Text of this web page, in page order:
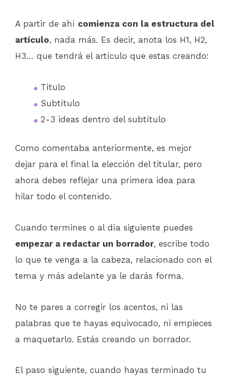
A partir de ahí comienza con la estructura del
artículo, nada más. Es decir, anota los H1, H2,
H3… que tendrá el artículo que estas creando:
Título
Subtítulo
2-3 ideas dentro del subtítulo
Como comentaba anteriormente, es mejor
dejar para el final la elección del titular, pero
ahora debes reflejar una primera idea para
hilar todo el contenido.
Cuando termines o al día siguiente puedes
empezar a redactar un borrador, escribe todo
lo que te venga a la cabeza, relacionado con el
tema y más adelante ya le darás forma.
No te pares a corregir los acentos, ni las
palabras que te hayas equivocado, ni empieces
a maquetarlo. Estás creando un borrador.
El paso siguiente, cuando hayas terminado tu